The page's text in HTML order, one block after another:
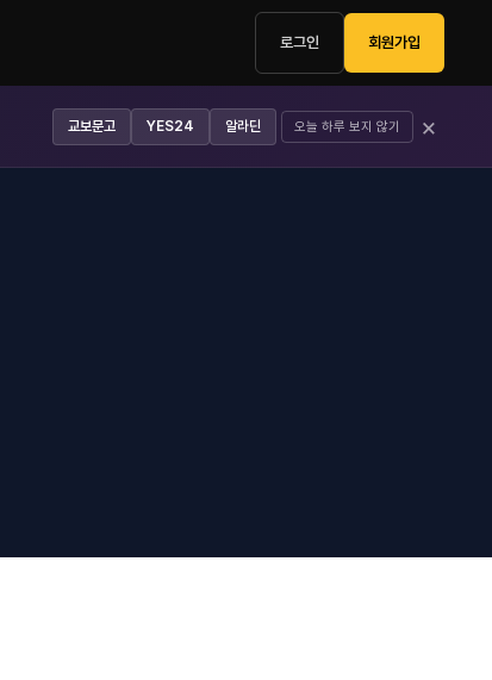
로그인 회원가입
교보문고 YES24 알라딘 오늘 하루 보지 않기 ×